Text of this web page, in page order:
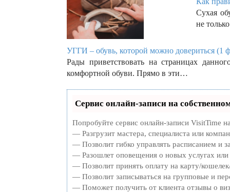
Сухая
не
УГГИ – обувь, которой можно довериться (1
Рады приветствовать на страницах
комфортной обуви. Прямо в эти…
Сервис онлайн-записи на
Попробуйте сервис онлайн-записи VisitTime
— Разгрузит мастера, специалиста или
— Позволит гибко управлять расписанием и
— Разошлет оповещения о новых услугах или
— Позволит принять оплату на карту/
— Позволит записываться на групповые и
— Поможет получить от клиента отзывы о